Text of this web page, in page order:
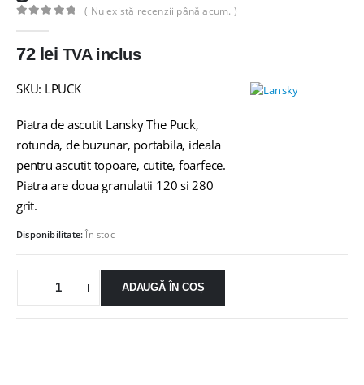
( Nu există recenzii până acum. )
72 lei TVA inclus
SKU: LPUCK
Piatra de ascutit Lansky The Puck,
rotunda, de buzunar, portabila, ideala
pentru ascutit topoare, cutite, foarfece.
Piatra are doua granulatii 120 si 280
grit.
Disponibilitate:În stoc
ADAUGĂ ÎN COȘ